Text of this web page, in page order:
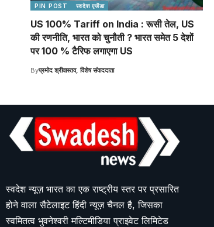
PIN POST स्वदेश एजेंडा
US 100% Tariff on India : रूसी तेल, US
की रणनीति, भारत को चुनौती ? भारत समेत 5 देशों
पर 100 % टैरिफ लगाएगा US
Byप्रमोद श्रीवास्तव, विशेष संवाददाता
स्वदेश न्यूज़ भारत का एक राष्ट्रीय स्तर पर प्रसारित
होने वाला सैटेलाइट हिंदी न्यूज़ चैनल है, जिसका
स्वमितत्व भुवनेश्वरी मल्टिमीडिया प्राइवेट लिमिटेड